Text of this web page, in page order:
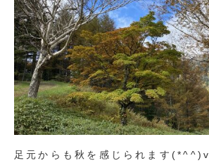
足元からも秋を感じられます(*^^)v